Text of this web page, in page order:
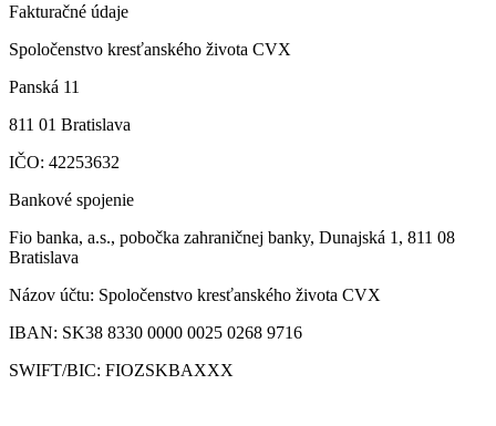
Fakturačné údaje
Spoločenstvo kresťanského života CVX
Panská 11
811 01 Bratislava
IČO: 42253632
Bankové spojenie
Fio banka, a.s., pobočka zahraničnej banky, Dunajská 1, 811 08
Bratislava
Názov účtu: Spoločenstvo kresťanského života CVX
IBAN: SK38 8330 0000 0025 0268 9716
SWIFT/BIC: FIOZSKBAXXX